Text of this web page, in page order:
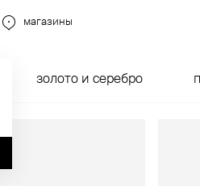
магазины
золото и серебро